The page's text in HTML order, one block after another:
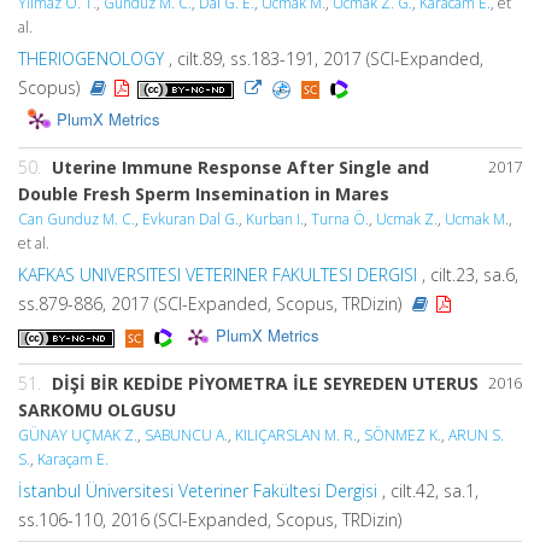
al.
THERIOGENOLOGY , cilt.89, ss.183-191, 2017 (SCI-Expanded,
Scopus)
PlumX Metrics
2017
50. Uterine Immune Response After Single and
Double Fresh Sperm Insemination in Mares
Can Gunduz M. C., Evkuran Dal G., Kurban I., Turna Ö., Ucmak Z., Ucmak M.,
et al.
KAFKAS UNIVERSITESI VETERINER FAKULTESI DERGISI , cilt.23, sa.6,
ss.879-886, 2017 (SCI-Expanded, Scopus, TRDizin)
PlumX Metrics
2016
51. DİŞİ BİR KEDİDE PİYOMETRA İLE SEYREDEN UTERUS
SARKOMU OLGUSU
GÜNAY UÇMAK Z., SABUNCU A., KILIÇARSLAN M. R., SÖNMEZ K., ARUN S.
S., Karaçam E.
İstanbul Üniversitesi Veteriner Fakültesi Dergisi , cilt.42, sa.1,
ss.106-110, 2016 (SCI-Expanded, Scopus, TRDizin)